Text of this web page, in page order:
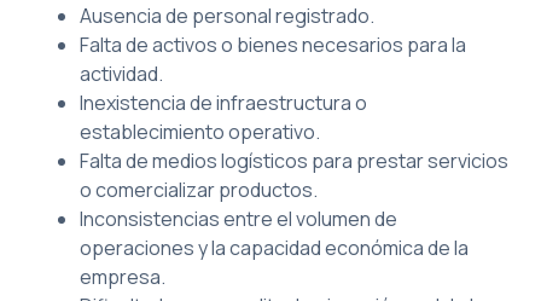
Ausencia de personal registrado.
Falta de activos o bienes necesarios para la
actividad.
Inexistencia de infraestructura o
establecimiento operativo.
Falta de medios logísticos para prestar servicios
o comercializar productos.
Inconsistencias entre el volumen de
operaciones y la capacidad económica de la
empresa.